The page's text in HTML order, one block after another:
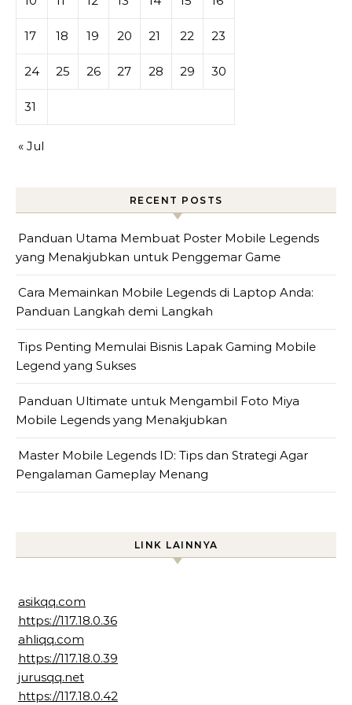
17 18 19 20 21 22 23
24 25 26 27 28 29 30
31
« Jul
RECENT POSTS
Panduan Utama Membuat Poster Mobile Legends
yang Menakjubkan untuk Penggemar Game
Cara Memainkan Mobile Legends di Laptop Anda:
Panduan Langkah demi Langkah
Tips Penting Memulai Bisnis Lapak Gaming Mobile
Legend yang Sukses
Panduan Ultimate untuk Mengambil Foto Miya
Mobile Legends yang Menakjubkan
Master Mobile Legends ID: Tips dan Strategi Agar
Pengalaman Gameplay Menang
LINK LAINNYA
asikqq.com
https://117.18.0.36
ahliqq.com
https://117.18.0.39
jurusqq.net
https://117.18.0.42